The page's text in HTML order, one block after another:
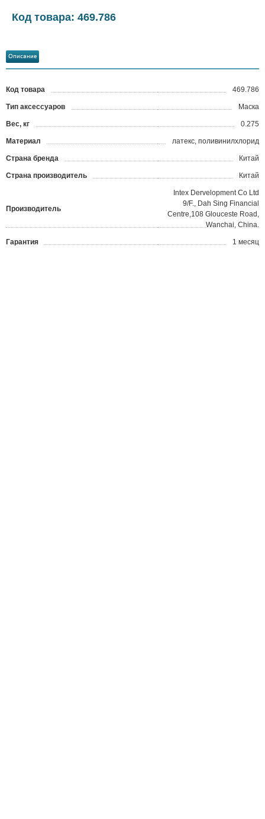
Код товара: 469.786
Описание
Код товара 469.786
Тип аксессуаров Маска
Вес, кг 0.275
Материал латекс, поливинилхлорид
Страна бренда Китай
Страна производитель Китай
Производитель
Intex Dervelopment Co Ltd
9/F., Dah Sing Financial
Centre,108 Glouceste Road,
Wanchai, China.
Гарантия 1 месяц